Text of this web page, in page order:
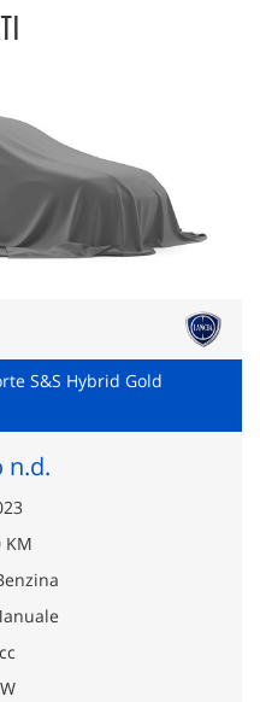
S&S Hybrid Gold
n.d.
KM